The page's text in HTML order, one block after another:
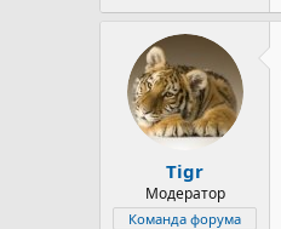
Tigr
Модератор
Команда форума